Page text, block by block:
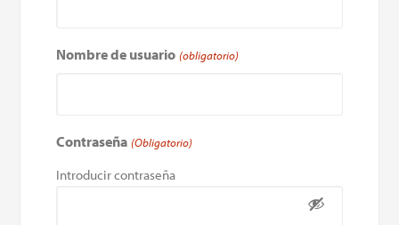
Nombre de usuario (obligatorio)
Contraseña (Obligatorio)
Introducir contraseña